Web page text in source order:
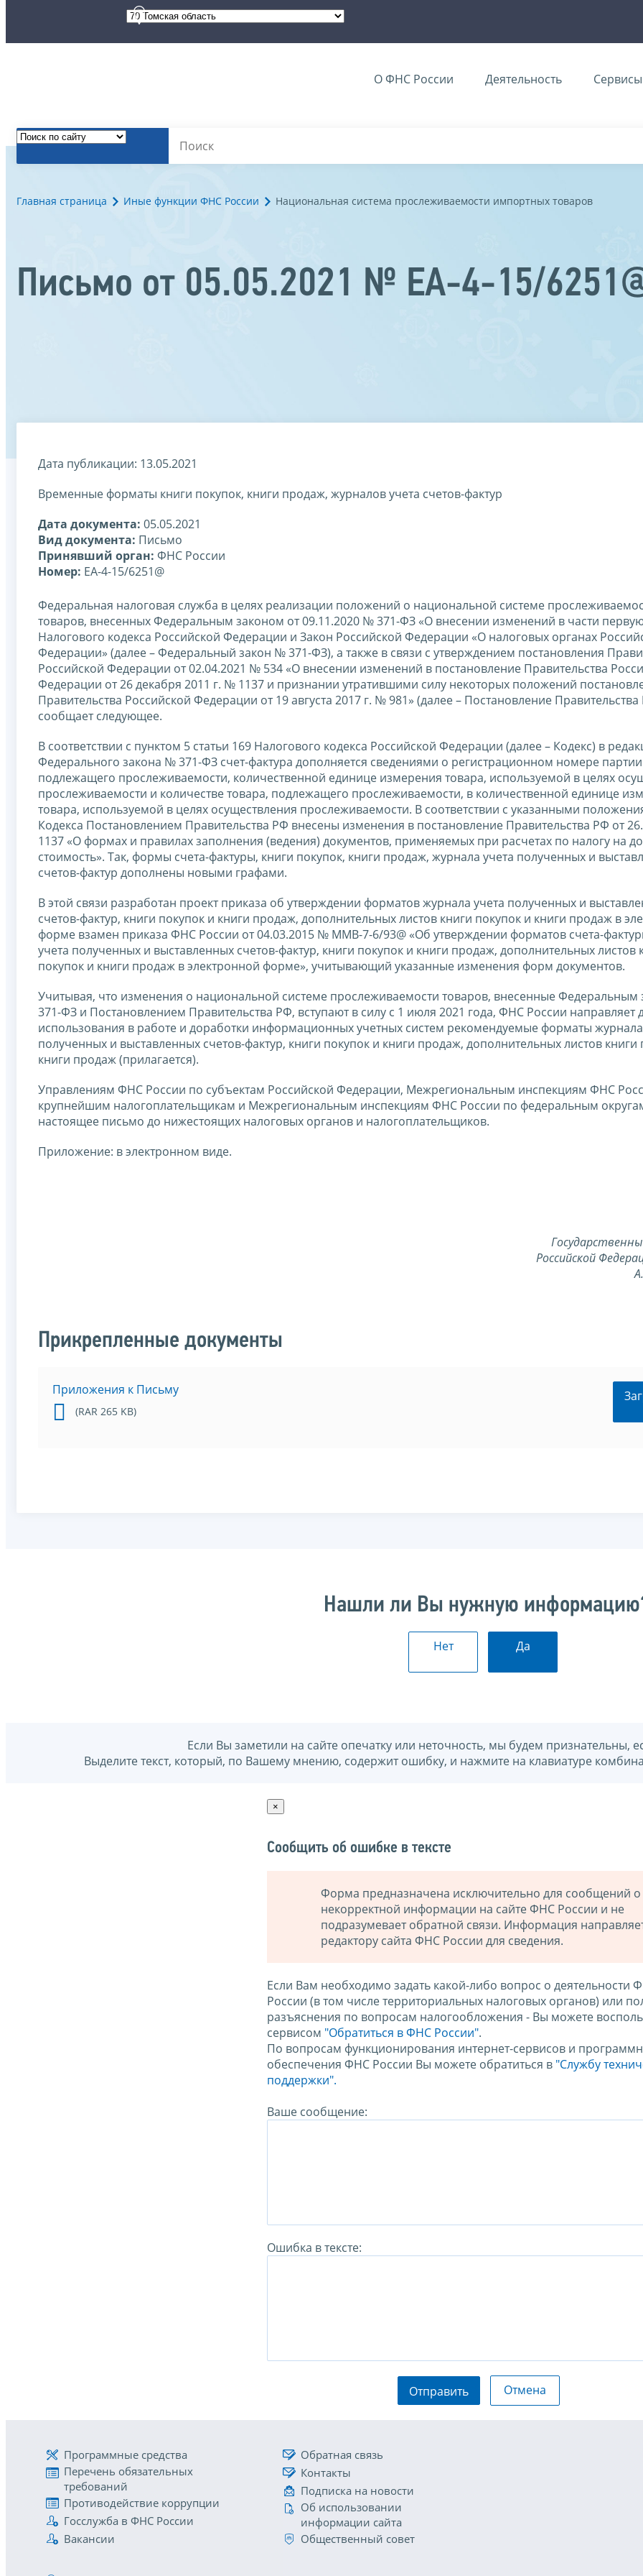
О ФНС России Деятельность Сервисы
Главная страница Иные функции ФНС России Национальная система прослеживаемости импортных товаров
Письмо от 05.05.2021 № ЕА-4-15/
Дата публикации: 13.05.2021
Временные форматы книги покупок, книги продаж, журналов учета счетов-фактур
Дата документа: 05.05.2021
Вид документа: Письмо
Принявший орган: ФНС России
Номер: ЕА-4-15/6251@
Федеральная налоговая служба в целях реализации положений о национальной системе
товаров, внесенных Федеральным законом от 09.11.2020 № 371-ФЗ «О внесении изменений в части
Налогового кодекса Российской Федерации и Закон Российской Федерации «О налоговых органах
Федерации» (далее – Федеральный закон № 371-ФЗ), а также в связи с утверждением постановления
Российской Федерации от 02.04.2021 № 534 «О внесении изменений в постановление Правительства
Федерации от 26 декабря 2011 г. № 1137 и признании утратившими силу некоторых положений
Правительства Российской Федерации от 19 августа 2017 г. № 981» (далее – Постановление
сообщает следующее.
В соответствии с пунктом 5 статьи 169 Налогового кодекса Российской Федерации (далее – Кодекс) в
Федерального закона № 371-ФЗ счет-фактура дополняется сведениями о регистрационном номере партии
подлежащего прослеживаемости, количественной единице измерения товара, используемой в целях
прослеживаемости и количестве товара, подлежащего прослеживаемости, в количественной единице
товара, используемой в целях осуществления прослеживаемости. В соответствии с указанными
Кодекса Постановлением Правительства РФ внесены изменения в постановление Правительства РФ от
1137 «О формах и правилах заполнения (ведения) документов, применяемых при расчетах по налогу на
стоимость». Так, формы счета-фактуры, книги покупок, книги продаж, журнала учета полученных и
счетов-фактур дополнены новыми графами.
В этой связи разработан проект приказа об утверждении форматов журнала учета полученных и
счетов-фактур, книги покупок и книги продаж, дополнительных листов книги покупок и книги продаж в
форме взамен приказа ФНС России от 04.03.2015 № ММВ-7-6/93@ «Об утверждении форматов счета-
учета полученных и выставленных счетов-фактур, книги покупок и книги продаж, дополнительных листов
покупок и книги продаж в электронной форме», учитывающий указанные изменения форм документов.
Учитывая, что изменения о национальной системе прослеживаемости товаров, внесенные
371-ФЗ и Постановлением Правительства РФ, вступают в силу с 1 июля 2021 года, ФНС России направляет
использования в работе и доработки информационных учетных систем рекомендуемые форматы журнала
полученных и выставленных счетов-фактур, книги покупок и книги продаж, дополнительных листов книги
книги продаж (прилагается).
Управлениям ФНС России по субъектам Российской Федерации, Межрегиональным инспекциям ФНС
крупнейшим налогоплательщикам и Межрегиональным инспекциям ФНС России по федеральным
настоящее письмо до нижестоящих налоговых органов и налогоплательщиков.
Приложение: в электронном виде.
Российской
Прикрепленные документы
Приложения к Письму
(RAR 265 KB)
Нашли ли Вы нужную
Нет Да
Если Вы заметили на сайте опечатку или неточность, мы будем признательны,
Выделите текст, который, по Вашему мнению, содержит ошибку, и нажмите на клавиатуре
×
Сообщить об ошибке в тексте
Форма предназначена исключительно для сообщений о
некорректной информации на сайте ФНС России и не
подразумевает обратной связи. Информация
редактору сайта ФНС России для сведения.
Если Вам необходимо задать какой-либо вопрос о деятельности
России (в том числе территориальных налоговых органов) или
разъяснения по вопросам налогообложения - Вы можете
сервисом "Обратиться в ФНС России".
По вопросам функционирования интернет-сервисов и
обеспечения ФНС России Вы можете обратиться в "Службу
поддержки".
Ваше сообщение:
Ошибка в тексте:
Отправить Отмена
Программные средства
Перечень обязательных
требований
Противодействие коррупции
Госслужба в ФНС России
Вакансии
Обратная связь
Контакты
Подписка на новости
Об использовании
информации сайта
Общественный совет